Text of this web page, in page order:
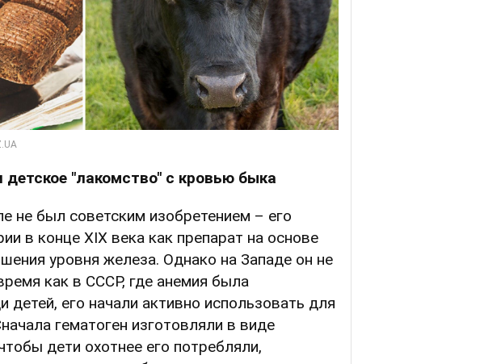
"лакомство" с кровью быка
не был советским изобретением – его
в конце XIX века как препарат на основе
уровня железа. Однако на Западе он не
как в СССР, где анемия была
детей, его начали активно использовать для
гематоген изготовляли в виде
дети охотнее его потребляли,